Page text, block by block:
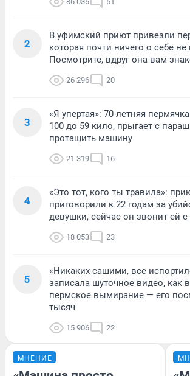
2
В уфимский приют привезли
которая почти ничего о себе
Посмотрите, вдруг она вам
26 296 20
3
«Я упертая»: 70-летняя
100 до 59 кило, прыгает с
протащить машину
21 319 16
4
«Это тот, кого ты травила»:
приговорили к 22 годам за
девушки, сейчас он звонит ей с
18 053 23
5
«Никаких сашими, все
записала шуточное видео, как
пермское вымирание — его
тысяч
15 906 22
МНЕНИЕ